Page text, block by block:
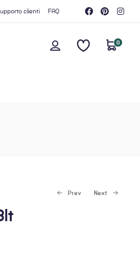
clienti FAQ
0
Prev Next